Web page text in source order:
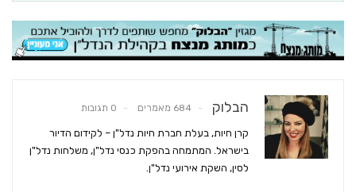
הבלוק 684 מאמרים 0 תגובות
קרן חיות, בעלת חברת חיות נדל"ן – לקידום הדיור
בישראל. המתמחה בהפקת כנסי נדל"ן, משלחות נדל"ן
לסין, השקת אירועי נדל"ן.